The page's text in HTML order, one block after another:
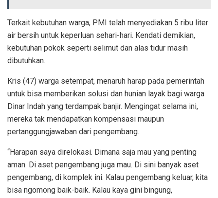
Terkait kebutuhan warga, PMI telah menyediakan 5 ribu liter
air bersih untuk keperluan sehari-hari. Kendati demikian,
kebutuhan pokok seperti selimut dan alas tidur masih
dibutuhkan.
Kris (47) warga setempat, menaruh harap pada pemerintah
untuk bisa memberikan solusi dan hunian layak bagi warga
Dinar Indah yang terdampak banjir. Mengingat selama ini,
mereka tak mendapatkan kompensasi maupun
pertanggungjawaban dari pengembang.
“Harapan saya direlokasi. Dimana saja mau yang penting
aman. Di aset pengembang juga mau. Di sini banyak aset
pengembang, di komplek ini. Kalau pengembang keluar, kita
bisa ngomong baik-baik. Kalau kaya gini bingung,